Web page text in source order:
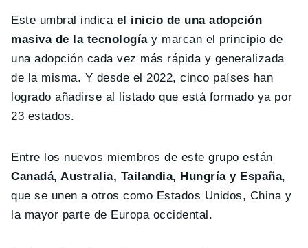
Este umbral indica el inicio de una adopción
masiva de la tecnologíay marcan el principio de
una adopción cada vez más rápida y generalizada
de la misma. Y desde el 2022, cinco países han
logrado añadirse al listado que está formado ya por
23 estados.
Entre los nuevos miembros de este grupo están
Canadá, Australia, Tailandia, Hungría y España,
que se unen a otros como Estados Unidos, China y
la mayor parte de Europa occidental.